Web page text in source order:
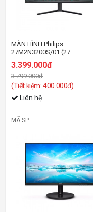
MÀN HÌNH Philips
27M2N3200S/01 (27
3.399.000đ
3.799.000đ
(Tiết kiệm: 400.000đ)
Liên hệ
MÃ SP: